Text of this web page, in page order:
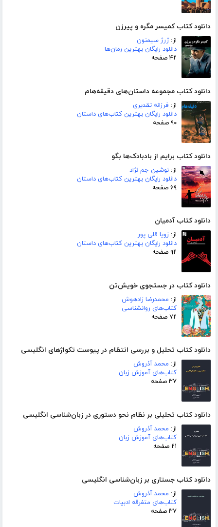
دانلود کتاب کمیسر مگره و پیرزن
از:ژرژ سیمنون
دانلود رایگان بهترین رمان‌ها
۴۲ صفحه
دانلود کتاب مجموعه داستان‌های دقیقه‌هام
از: فرزانه تقدیری
دانلود رایگان بهترین کتاب‌های داستان
۹۰ صفحه
دانلود کتاب برایم از بادبادک‌ها بگو
از: نوشین جم نژاد
دانلود رایگان بهترین کتاب‌های داستان
۶۹ صفحه
دانلود کتاب آدمیان
از: زویا قلی پور
دانلود رایگان بهترین کتاب‌های داستان
۹۲ صفحه
دانلود کتاب در جستجوی خویش‌تن
از: محمدرضا زادهوش
کتاب‌های روانشناسی
۷۲ صفحه
دانلود کتاب تحلیل و بررسی انتظام در پیوست تکواژهای انگلیسی
از: محمد آذروش
کتاب‌های آموزش زبان
۳۷ صفحه
دانلود کتاب تحلیلی بر نظام نحو دستوری در زبان‌شناسی انگلیسی
از: محمد آذروش
کتاب‌های آموزش زبان
۲۱ صفحه
دانلود کتاب جستاری بر زبان‌شناسی انگلیسی
از: محمد آذروش
کتاب‌های متفرقه ادبیات
۳۷ صفحه